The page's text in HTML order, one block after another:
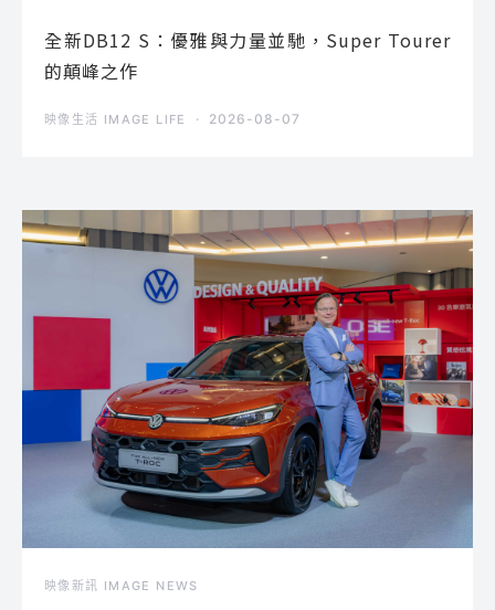
全新DB12 S：優雅與力量並馳，Super Tourer
的顛峰之作
映像生活 IMAGE LIFE 2026-08-07
映像新訊 IMAGE NEWS